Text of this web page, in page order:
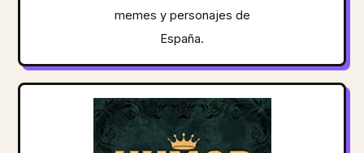
memes y personajes de
España.